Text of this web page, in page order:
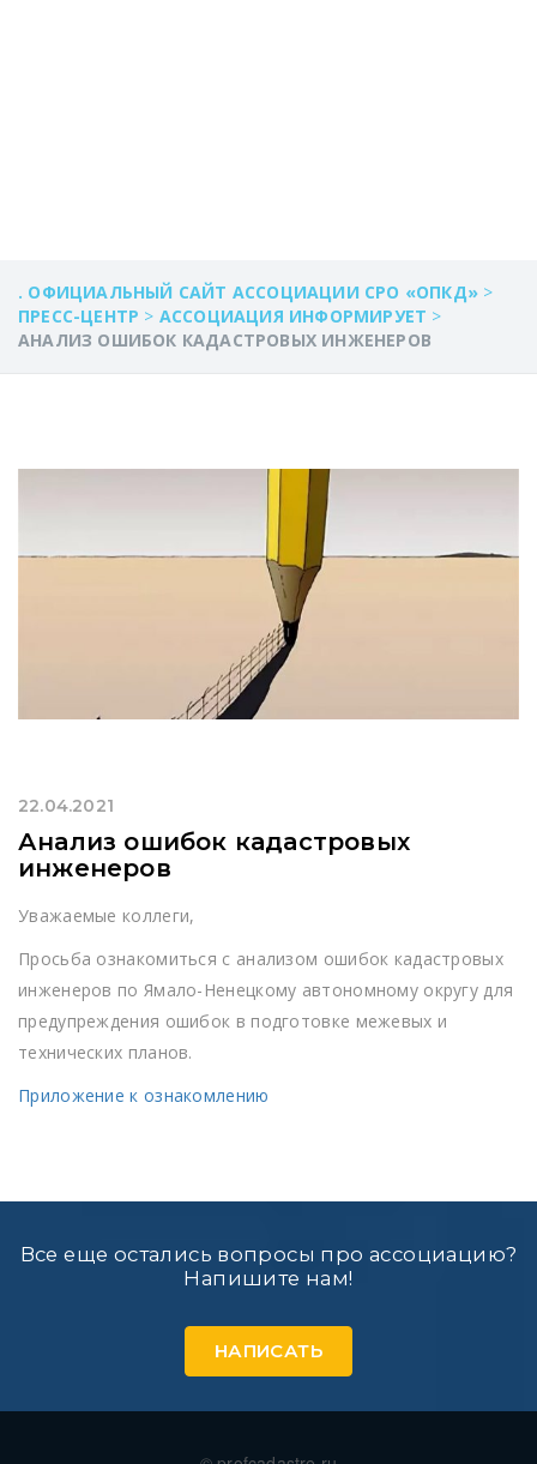
. ОФИЦИАЛЬНЫЙ САЙТ АССОЦИАЦИИ СРО «ОПКД» >
ПРЕСС-ЦЕНТР > АССОЦИАЦИЯ ИНФОРМИРУЕТ >
АНАЛИЗ ОШИБОК КАДАСТРОВЫХ ИНЖЕНЕРОВ
22.04.2021
Анализ ошибок кадастровых
инженеров
Уважаемые коллеги,
Просьба ознакомиться с анализом ошибок кадастровых
инженеров по Ямало-Ненецкому автономному округу для
предупреждения ошибок в подготовке межевых и
технических планов.
Приложение к ознакомлению
Все еще остались вопросы про ассоциацию?
Напишите нам!
НАПИСАТЬ